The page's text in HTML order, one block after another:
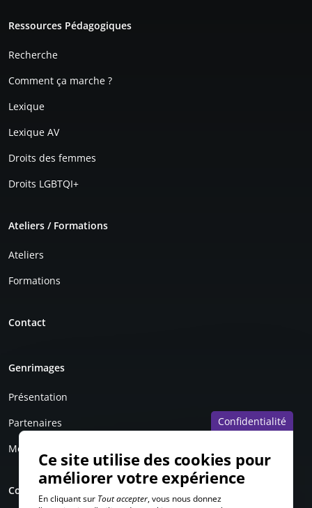
Ressources Pédagogiques
Recherche
Comment ça marche ?
Lexique
Lexique AV
Droits des femmes
Droits LGBTQI+
Ateliers / Formations
Ateliers
Formations
Contact
Genrimages
Présentation
Partenaires
Mentions légales
Compte personnel
Confidentialité
Ce site utilise des cookies pour
améliorer votre expérience
En cliquant sur Tout accepter, vous nous donnez